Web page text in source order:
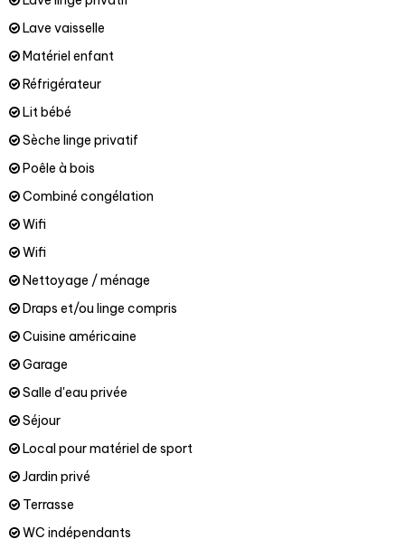
Lave vaisselle
Matériel enfant
Réfrigérateur
Lit bébé
Sèche linge privatif
Poêle à bois
Combiné congélation
Wifi
Wifi
Nettoyage / ménage
Draps et/ou linge compris
Cuisine américaine
Garage
Salle d'eau privée
Séjour
Local pour matériel de sport
Jardin privé
Terrasse
WC indépendants